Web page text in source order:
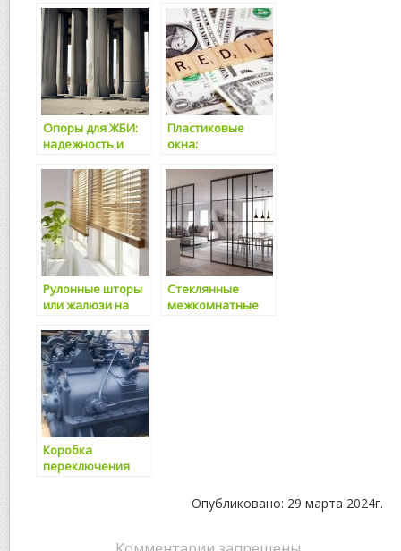
Опоры для ЖБИ:
надежность и
каждой детали
Пластиковые
окна:
Рулонные шторы
или жалюзи на
Стеклянные
межкомнатные
Коробка
переключения
Опубликовано: 29 марта 2024г.